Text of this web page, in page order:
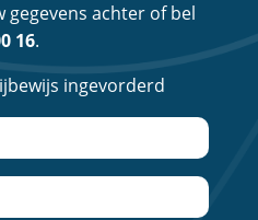
gegevens achter of bel
16.
ingevorderd